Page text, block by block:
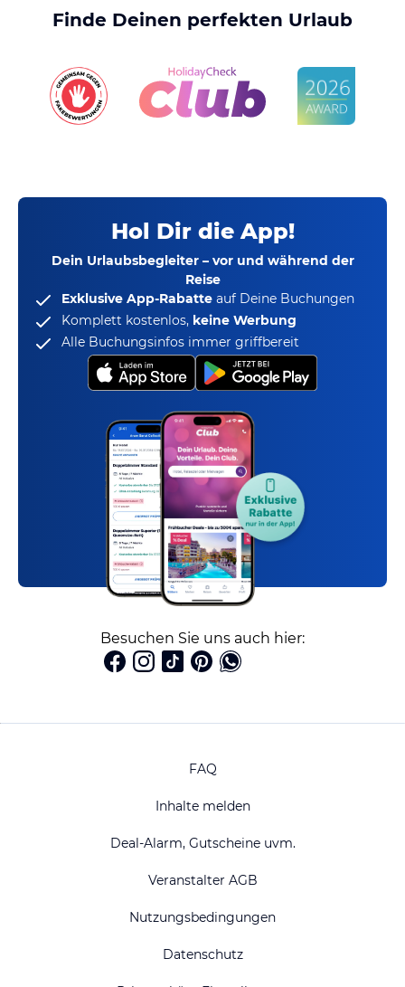
Finde Deinen perfekten Urlaub
Hol Dir die App!
Dein Urlaubsbegleiter – vor und während der
Reise
Exklusive App-Rabatte auf Deine Buchungen
Komplett kostenlos, keine Werbung
Alle Buchungsinfos immer griffbereit
Besuchen Sie uns auch hier:
FAQ
Inhalte melden
Deal-Alarm, Gutscheine uvm.
Veranstalter AGB
Nutzungsbedingungen
Datenschutz